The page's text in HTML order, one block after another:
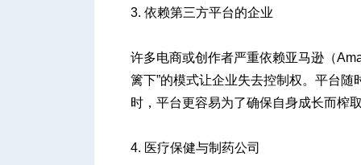
3. 依赖第三方平台的企业
许多电商或创作者严重依赖亚马逊（
篱下”的模式让企业失去控制权。平台
时，平台更容易为了确保自身成长而榨
4. 医疗保健与制药公司